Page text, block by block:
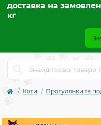
доставка на
кг
Коти Прогулянки та